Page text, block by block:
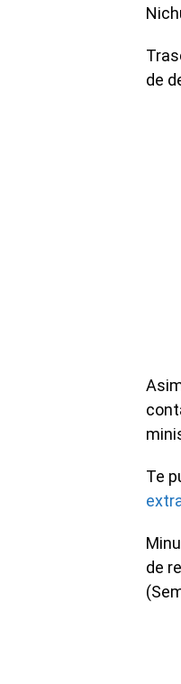
de
Te
de